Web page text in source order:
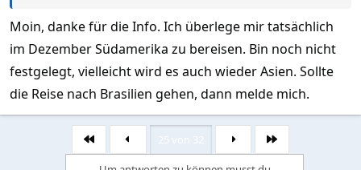
Touristen. D.h. natürlich auch, das sich dort ab ca. 20 Uhr die
Mädels aufhalten.
kommen die 5 typischen Fragen (wie heisst du?, wo kommst du
her?, zum ersten Mal in Rio?, wo wohnst du? und wie lange
bleibst du?). Das ist der typische Check der Damen, damit sie
gleich wissen ob du ein Neuling bist oder dich auskennst!!!
und essen (auf die Kosten des Touris natürlich). Nach einiger
Moin, danke für die Info. Ich überlege mir tatsächlich
im Dezember Südamerika zu bereisen. Bin noch nicht
festgelegt, vielleicht wird es auch wieder Asien. Sollte
die Reise nach Brasilien gehen, dann melde mich.
Erste
Letzte